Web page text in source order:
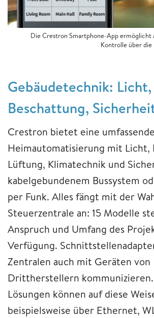
Die Crestron Smartphone-App ermöglicht
Kontrolle über
Gebäudetechnik:
Beschattung,
Crestron bietet eine umfassende
Heimautomatisierung mit Licht,
Lüftung, Klimatechnik und
kabelgebundenem Bussystem
per Funk. Alles fängt mit der
Steuerzentrale an: 15 Modelle
Anspruch und Umfang des
Verfügung.
Zentralen auch mit Geräten von
Drittherstellern
Lösungen können auf diese
beispielsweise über Ethernet,